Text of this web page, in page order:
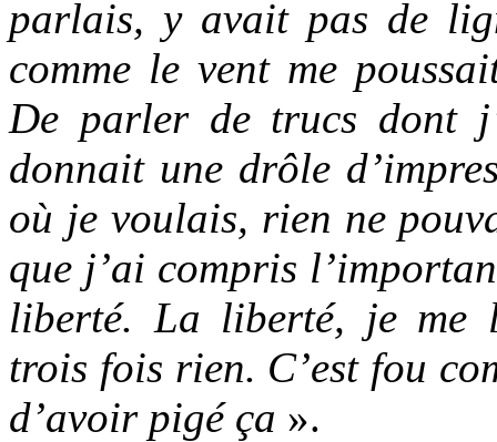
parlais, y avait pas de
comme le vent me
De parler de trucs dont
donnait une drôle
où je voulais, rien ne
que j’ai compris
liberté. La liberté, je me
trois fois rien. C’est fou
d’avoir pigé ça ».